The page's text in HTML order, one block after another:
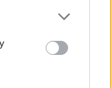
or more Google
You may click to
party tags to
in below Google